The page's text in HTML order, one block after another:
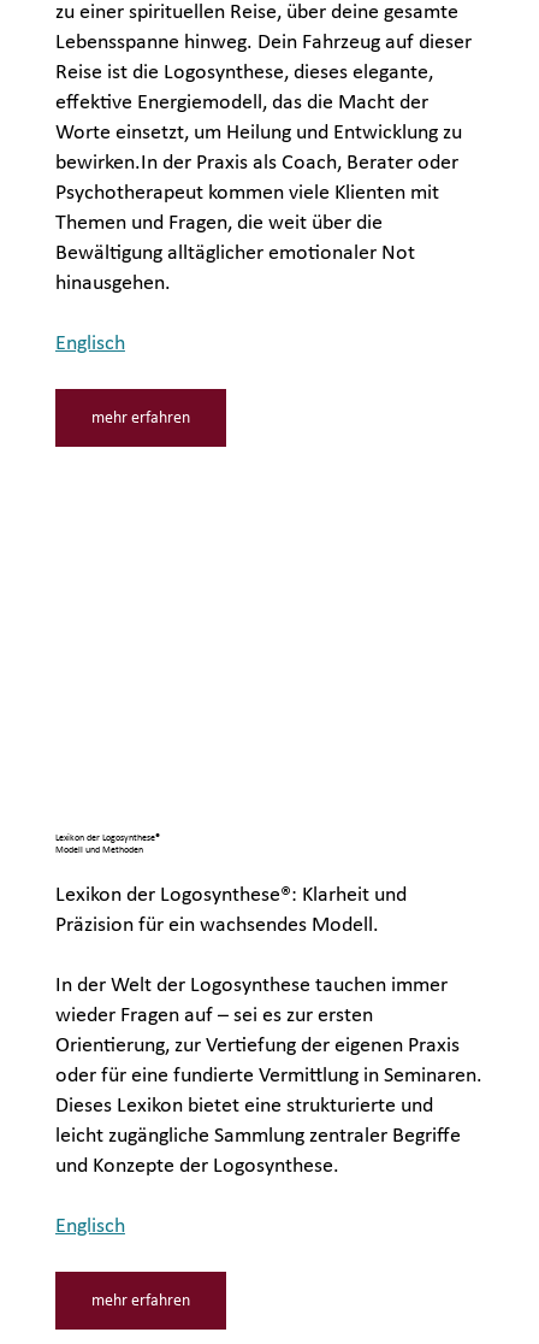
zu einer spirituellen Reise, über deine gesamte
Lebensspanne hinweg. Dein Fahrzeug auf dieser
Reise ist die Logosynthese, dieses elegante,
effektive Energiemodell, das die Macht der
Worte einsetzt, um Heilung und Entwicklung zu
bewirken.In der Praxis als Coach, Berater oder
Psychotherapeut kommen viele Klienten mit
Themen und Fragen, die weit über die
Bewältigung alltäglicher emotionaler Not
hinausgehen.
Englisch
mehr erfahren
Lexikon der Logosynthese®
Modell und Methoden
Lexikon der Logosynthese®: Klarheit und
Präzision für ein wachsendes Modell.
In der Welt der Logosynthese tauchen immer
wieder Fragen auf – sei es zur ersten
Orientierung, zur Vertiefung der eigenen Praxis
oder für eine fundierte Vermittlung in Seminaren.
Dieses Lexikon bietet eine strukturierte und
leicht zugängliche Sammlung zentraler Begriffe
und Konzepte der Logosynthese.
Englisch
mehr erfahren